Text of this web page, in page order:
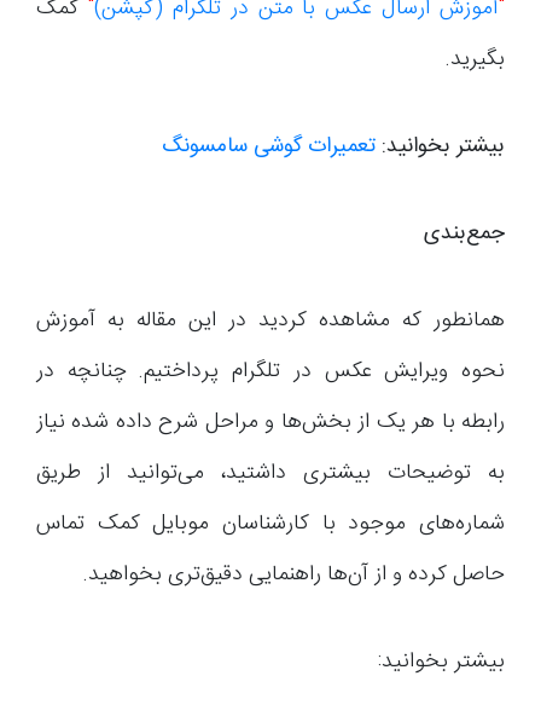
“آموزش ارسال عکس با متن در تلگرام (کپشن)“ کمک
بگیرید.
بیشتر بخوانید: تعمیرات گوشی سامسونگ
جمع‌بندی
همانطور که مشاهده کردید در این مقاله به آموزش
نحوه ویرایش عکس در تلگرام پرداختیم. چنانچه در
رابطه با هر یک از بخش‌ها و مراحل شرح داده شده نیاز
به توضیحات بیشتری داشتید، می‌توانید از طریق
شماره‌های موجود با کارشناسان موبایل کمک تماس
حاصل کرده و از آن‌ها راهنمایی دقیق‌تری بخواهید.
بیشتر بخوانید: